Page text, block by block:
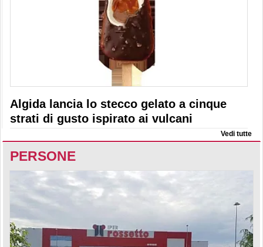
Algida lancia lo stecco gelato a cinque
strati di gusto ispirato ai vulcani
Vedi tutte
PERSONE